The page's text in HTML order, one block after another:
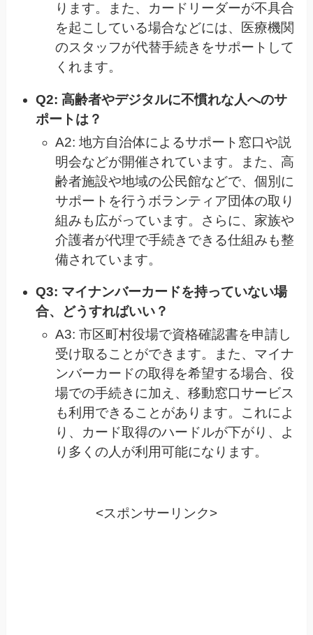
ります。また、カードリーダーが不具合
を起こしている場合などには、医療機関
のスタッフが代替手続きをサポートして
くれます。
Q2: 高齢者やデジタルに不慣れな人へのサ
ポートは？
A2: 地方自治体によるサポート窓口や説
明会などが開催されています。また、高
齢者施設や地域の公民館などで、個別に
サポートを行うボランティア団体の取り
組みも広がっています。さらに、家族や
介護者が代理で手続きできる仕組みも整
備されています。
Q3: マイナンバーカードを持っていない場
合、どうすればいい？
A3: 市区町村役場で資格確認書を申請し
受け取ることができます。また、マイナ
ンバーカードの取得を希望する場合、役
場での手続きに加え、移動窓口サービス
も利用できることがあります。これによ
り、カード取得のハードルが下がり、よ
り多くの人が利用可能になります。
<スポンサーリンク>